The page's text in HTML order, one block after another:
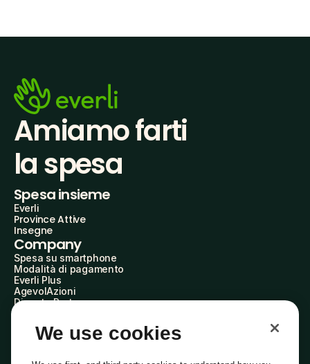
Amiamo farti
la spesa
Spesa insieme
Everli
Province Attive
Insegne
Company
Spesa su smartphone
Modalità di pagamento
Everli Plus
AgevolAzioni
Diventa Partner
Everli Shoppers
About Us
We use cookies